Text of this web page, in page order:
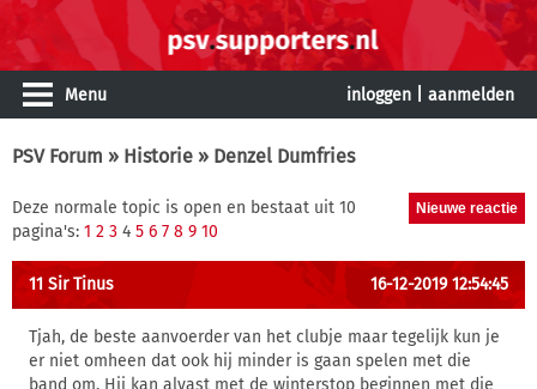
Menu inloggen aanmelden
PSV Forum » Historie » Denzel Dumfries
Deze normale topic is open en bestaat uit 10
pagina's: 1 2 3 4 5 6 7 8 9 10
11 Sir Tinus 16-12-2019 12:54:45
Tjah, de beste aanvoerder van het clubje maar tegelijk kun je
er niet omheen dat ook hij minder is gaan spelen met die
band om. Hij kan alvast met de winterstop beginnen met die